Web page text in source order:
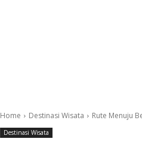
Home Destinasi Wisata Rute Menuju
Destinasi Wisata